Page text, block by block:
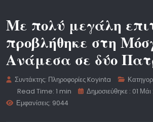
Με πολύ μεγάλη
προβλήθηκε στη
Ανάμεσα σε δύο
Συντάκτης: Πληροφορίες Koyinta
Read Time: 1 min
Δημοσιεύθηκε : 01 Μάι
Εμφανίσεις: 9044